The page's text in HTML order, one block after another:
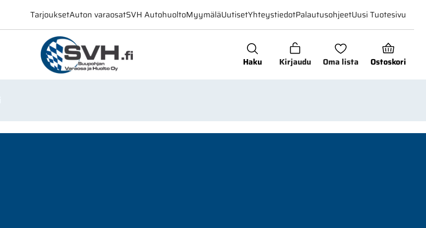
Haku Kirjaudu Oma lista Ostoskori
TarjouksetAuton varaosatSVH AutohuoltoMyymäläUutisetYhteystiedotPalautusohjeetUusi Tuotesivu